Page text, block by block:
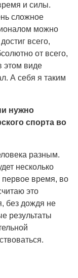
и силы.
сложное
можно
всего,
от всего,
этом виде
А себя я таким
нужно
спорта во
разным.
несколько
первое время, во
это
без дождя не
результаты